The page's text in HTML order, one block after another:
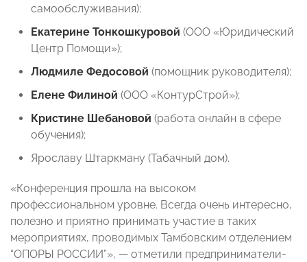
самообслуживания);
Екатерине Тонкошкуровой (ООО «Юридический
Центр Помощи»);
Людмиле Федосовой (помощник руководителя);
Елене Филиной (OOO «КонтурСтрой»);
Кристине Шебановой (работа онлайн в сфере
обучения);
Ярославу Штаркману (Табачный дом).
«Конференция прошла на высоком
профессиональном уровне. Всегда очень интересно,
полезно и приятно принимать участие в таких
мероприятиях, проводимых Тамбовским отделением
“ОПОРЫ РОССИИ”», — отметили предприниматели-